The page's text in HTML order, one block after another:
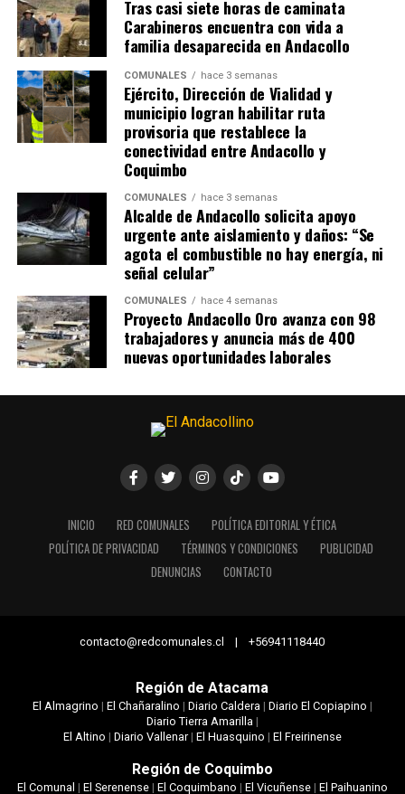
Tras casi siete horas de caminata
Carabineros encuentra con vida a
familia desaparecida en Andacollo
COMUNALES hace 3 semanas
Ejército, Dirección de Vialidad y
municipio logran habilitar ruta
provisoria que restablece la
conectividad entre Andacollo y
Coquimbo
COMUNALES hace 3 semanas
Alcalde de Andacollo solicita apoyo
urgente ante aislamiento y daños: “Se
agota el combustible no hay energía, ni
señal celular”
COMUNALES hace 4 semanas
Proyecto Andacollo Oro avanza con 98
trabajadores y anuncia más de 400
nuevas oportunidades laborales
INICIO RED COMUNALES
POLÍTICA EDITORIAL Y ÉTICA
POLÍTICA DE PRIVACIDAD
TÉRMINOS Y CONDICIONES
PUBLICIDAD
DENUNCIAS
CONTACTO
contacto@redcomunales.cl | +56941118440
Región de Atacama
El Almagrino | El Chañaralino | Diario Caldera| Diario El Copiapino |
Diario Tierra Amarilla|
El Altino | Diario Vallenar| El Huasquino | El Freirinense
Región de Coquimbo
El Comunal | El Serenense| El Coquimbano | El Vicuñense| El Paihuanino